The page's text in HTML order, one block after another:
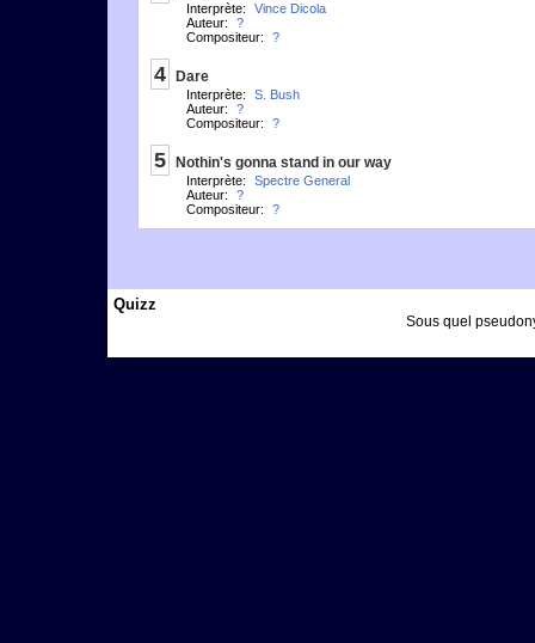
Interprète:
Vince Dicola
Auteur:
?
Compositeur:
?
4 Dare
Interprète:
S. Bush
Auteur:
?
Compositeur:
?
5 Nothin's gonna stand in our way
Interprète:
Spectre General
Auteur:
?
Compositeur:
?
Quizz
Sous quel